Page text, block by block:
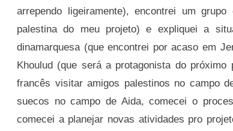
arrependo ligeiramente), encontrei um
palestina do meu projeto) e expliquei a
dinamarquesa (que encontrei por acaso em
Khoulud (que será a protagonista do
francês visitar amigos palestinos no campo
suecos no campo de Aida, comecei o
comecei a planejar novas atividades pro